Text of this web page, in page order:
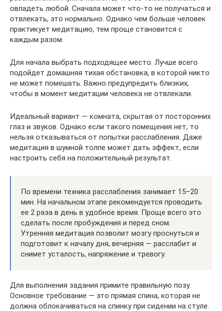
овладеть любой. Сначала может что-то не получаться и
отвлекать, это нормально. Однако чем больше человек
практикует медитацию, тем проще становится с
каждым разом.
Для начала выбрать подходящее место. Лучше всего
подойдет домашняя тихая обстановка, в которой никто
не может помешать. Важно предупредить близких,
чтобы в момент медитации человека не отвлекали.
Идеальный вариант — комната, скрытая от посторонних
глаз и звуков. Однако если такого помещения нет, то
нельзя отказываться от попытки расслабления. Даже
медитация в шумной толпе может дать эффект, если
настроить себя на положительный результат.
По времени техника расслабления занимает 15–20
мин. На начальном этапе рекомендуется проводить
ее 2 раза в день в удобное время. Проще всего это
сделать после пробуждения и перед сном.
Утренняя медитация позволит мозгу проснуться и
подготовит к началу дня, вечерняя — расслабит и
снимет усталость, напряжение и тревогу.
Для выполнения задания примите правильную позу.
Основное требование — это прямая спина, которая не
должна облокачиваться на спинку при сидении на стуле.